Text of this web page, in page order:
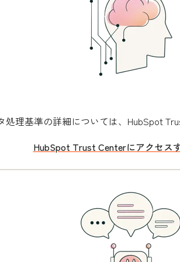
理基準の詳細については、HubSpot
HubSpot Trust Centerにアクセス